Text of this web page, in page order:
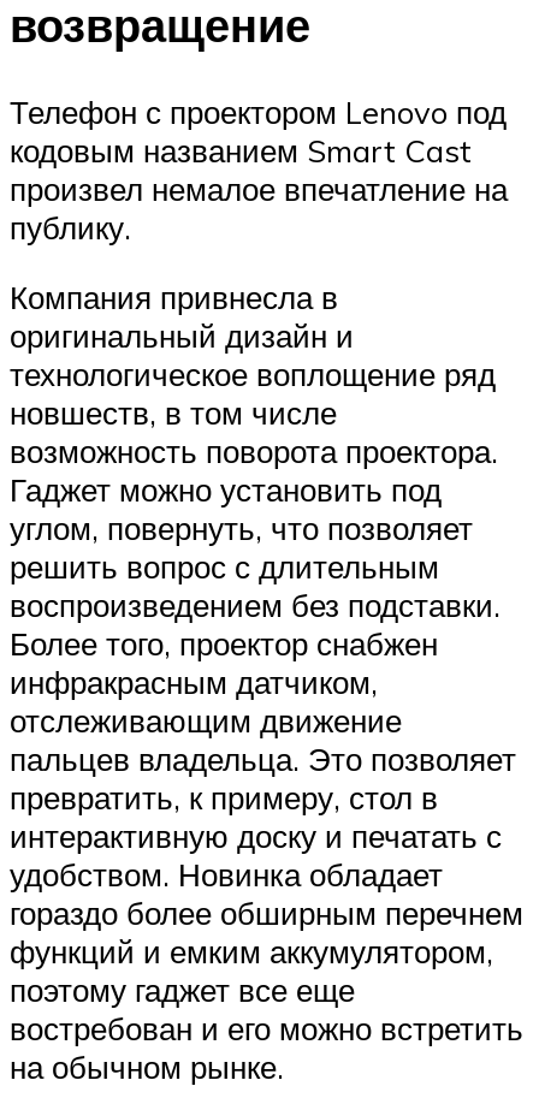
возвращение
Телефон с проектором Lenovo под
кодовым названием Smart Cast
произвел немалое впечатление на
публику.
Компания привнесла в
оригинальный дизайн и
технологическое воплощение ряд
новшеств, в том числе
возможность поворота проектора.
Гаджет можно установить под
углом, повернуть, что позволяет
решить вопрос с длительным
воспроизведением без подставки.
Более того, проектор снабжен
инфракрасным датчиком,
отслеживающим движение
пальцев владельца. Это позволяет
превратить, к примеру, стол в
интерактивную доску и печатать с
удобством. Новинка обладает
гораздо более обширным перечнем
функций и емким аккумулятором,
поэтому гаджет все еще
востребован и его можно встретить
на обычном рынке.